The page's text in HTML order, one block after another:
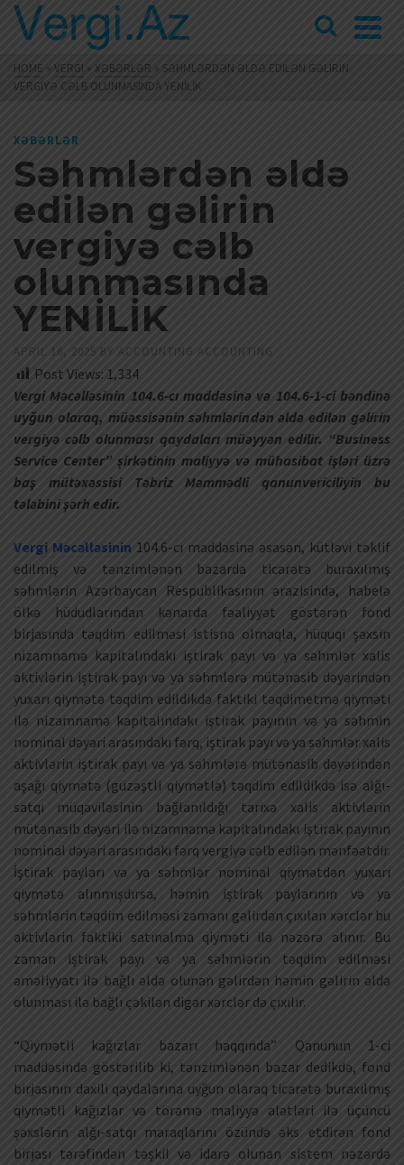
HOME » VERGI » XƏBƏRLƏR » SƏHMLƏRDƏN ƏLDƏ EDILƏN GƏLIRIN
VERGIYƏ CƏLB OLUNMASINDA YENİLİK
XƏBƏRLƏR
Səhmlərdən əldə
edilən gəlirin
vergiyə cəlb
olunmasında
YENİLİK
APRIL 16, 2025 BY ACCOUNTING ACCOUNTING
Post Views: 1,334
Vergi Məcəlləsinin 104.6-cı maddəsinə və 104.6-1-ci bəndinə
uyğun olaraq, müəssisənin səhmlərindən əldə edilən gəlirin
vergiyə cəlb olunması qaydaları müəyyən edilir. “Business
Service Center” şirkətinin maliyyə və mühasibat işləri üzrə
baş mütəxəssisi Təbriz Məmmədli qanunvericiliyin bu
tələbini şərh edir.
Vergi Məcəlləsinin 104.6-cı maddəsinə əsasən, kütləvi təklif
edilmiş və tənzimlənən bazarda ticarətə buraxılmış
səhmlərin Azərbaycan Respublikasının ərazisində, habelə
ölkə hüdudlarından kənarda fəaliyyət göstərən fond
birjasında təqdim edilməsi istisna olmaqla, hüquqi şəxsin
nizamnamə kapitalındakı iştirak payı və ya səhmlər xalis
aktivlərin iştirak payı və ya səhmlərə mütənasib dəyərindən
yuxarı qiymətə təqdim edildikdə faktiki təqdimetmə qiyməti
ilə nizamnamə kapitalındakı iştirak payının və ya səhmin
nominal dəyəri arasındakı fərq, iştirak payı və ya səhmlər xalis
aktivlərin iştirak payı və ya səhmlərə mütənasib dəyərindən
aşağı qiymətə (güzəştli qiymətlə) təqdim edildikdə isə alğı-
satqı müqaviləsinin bağlanıldığı tarixə xalis aktivlərin
mütənasib dəyəri ilə nizamnamə kapitalındakı iştirak payının
nominal dəyəri arasındakı fərq vergiyə cəlb edilən mənfəətdir.
İştirak payları və ya səhmlər nominal qiymətdən yuxarı
qiymətə alınmışdırsa, həmin iştirak paylarının və ya
səhmlərin təqdim edilməsi zamanı gəlirdən çıxılan xərclər bu
aktivlərin faktiki satınalma qiyməti ilə nəzərə alınır. Bu
zaman iştirak payı və ya səhmlərin təqdim edilməsi
əməliyyatı ilə bağlı əldə olunan gəlirdən həmin gəlirin əldə
olunması ilə bağlı çəkilən digər xərclər də çıxılır.
“Qiymətli kağızlar bazarı haqqında” Qanunun 1-ci
maddəsində göstərilib ki, tənzimlənən bazar dedikdə, fond
birjasının daxili qaydalarına uyğun olaraq ticarətə buraxılmış
qiymətli kağızlar və törəmə maliyyə alətləri ilə üçüncü
şəxslərin alğı-satqı maraqlarını özündə əks etdirən fond
birjası tərəfindən təşkil və idarə olunan sistem nəzərdə